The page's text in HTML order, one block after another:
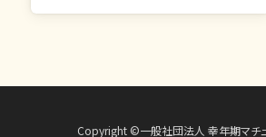
Copyright ©一般社団法人 幸年期マチ